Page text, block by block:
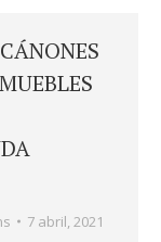
7 abril, 2021